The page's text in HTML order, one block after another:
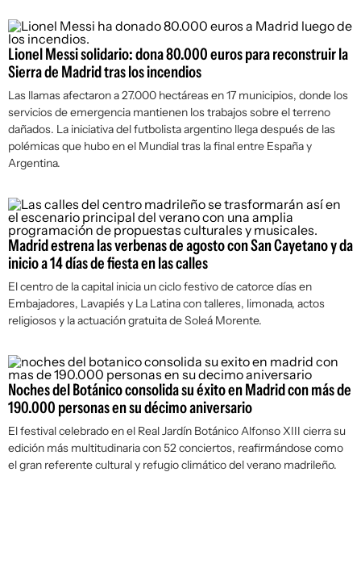
Lionel Messi solidario: dona 80.000 euros para reconstruir la
Sierra de Madrid tras los incendios
Las llamas afectaron a 27.000 hectáreas en 17 municipios, donde los
servicios de emergencia mantienen los trabajos sobre el terreno
dañados. La iniciativa del futbolista argentino llega después de las
polémicas que hubo en el Mundial tras la final entre España y
Argentina.
Madrid estrena las verbenas de agosto con San Cayetano y da
inicio a 14 días de fiesta en las calles
El centro de la capital inicia un ciclo festivo de catorce días en
Embajadores, Lavapiés y La Latina con talleres, limonada, actos
religiosos y la actuación gratuita de Soleá Morente.
Noches del Botánico consolida su éxito en Madrid con más de
190.000 personas en su décimo aniversario
El festival celebrado en el Real Jardín Botánico Alfonso XIII cierra su
edición más multitudinaria con 52 conciertos, reafirmándose como
el gran referente cultural y refugio climático del verano madrileño.